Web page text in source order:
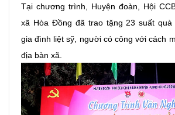
Tại chương trình, Huyện đoàn, Hội
xã Hòa Đồng đã trao tặng 23 suất quà
gia đình liệt sỹ, người có công với cách
địa bàn xã.